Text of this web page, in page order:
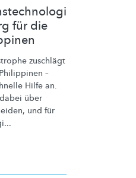
für die
zuschlägt
–
Hilfe an.
über
und für